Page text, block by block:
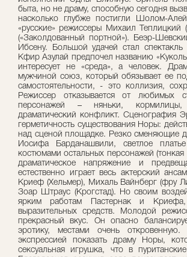
быта, но не драму, способную сегодня
насколько глубже постигли Шолом-
«русские» режиссеры Михаил Теплицкий
(«Заколдованный портной»). Беэр-
Ибсену. Большой удачей стал
Кфир Азулай предпочел названию
интересует не «среда», а человек.
мужчиной союз, который обязывает ее
самостоятельности, - это коллизия,
Режиссер отказывается от любимых
персонажей – няньки, кормилицы,
драматический конфликт. Сценография
герметичность существования Норы:
над сценой площадке. Резко сменяющие
Иосифа Барданашвили, светлое
костюмами остальных персонажей
драматическое напряжение и
естественно играет весь актерский
Криеф (Хельмер), Михаль Вайнберг (фру
Зоар Штраус (Крогстад). Но своим
ярким работам Пастернак и Криефа,
выразительных средств. Молодой
прекрасный вкус. Он опасно
эротику, местами очень
экспрессией показать драму Норы,
сексуальная игрушка, что в